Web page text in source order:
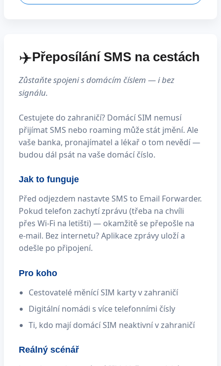
✈️Přeposílání SMS na cestách
Zůstaňte spojeni s domácím číslem — i bez
signálu.
Cestujete do zahraničí? Domácí SIM nemusí
přijímat SMS nebo roaming může stát jmění. Ale
vaše banka, pronajímatel a lékař o tom nevědí —
budou dál psát na vaše domácí číslo.
Jak to funguje
Před odjezdem nastavte SMS to Email Forwarder.
Pokud telefon zachytí zprávu (třeba na chvíli
přes Wi-Fi na letišti) — okamžitě se přepošle na
e-mail. Bez internetu? Aplikace zprávy uloží a
odešle po připojení.
Pro koho
Cestovatelé měnící SIM karty v zahraničí
Digitální nomádi s více telefonními čísly
Ti, kdo mají domácí SIM neaktivní v zahraničí
Reálný scénář